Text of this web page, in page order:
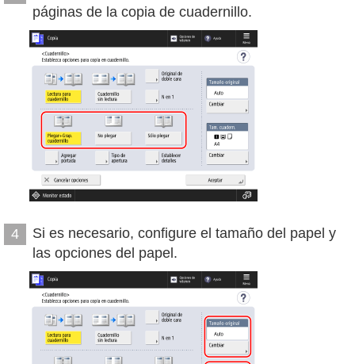
páginas de la copia de cuadernillo.
4
Si es necesario, configure el tamaño del papel y
las opciones del papel.